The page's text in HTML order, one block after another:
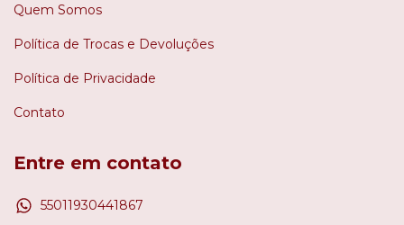
Quem Somos
Política de Trocas e Devoluções
Política de Privacidade
Contato
Entre em contato
55011930441867